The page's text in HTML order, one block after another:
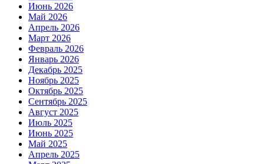
Июнь 2026
Май 2026
Апрель 2026
Март 2026
Февраль 2026
Январь 2026
Декабрь 2025
Ноябрь 2025
Октябрь 2025
Сентябрь 2025
Август 2025
Июль 2025
Июнь 2025
Май 2025
Апрель 2025